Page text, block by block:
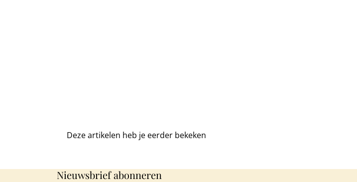
Deze artikelen heb je eerder bekeken
Nieuwsbrief abonneren